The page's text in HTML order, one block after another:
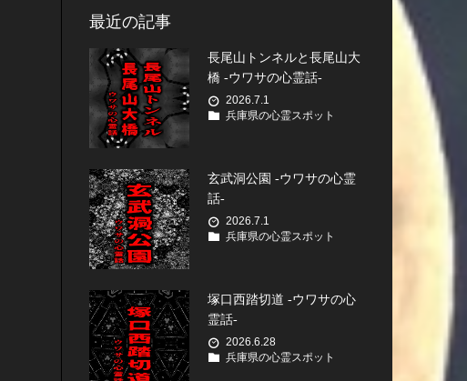
最近の記事
長尾山トンネルと長尾山大
橋 -ウワサの心霊話-
2026.7.1
兵庫県の心霊スポット
玄武洞公園 -ウワサの心霊
話-
2026.7.1
兵庫県の心霊スポット
塚口西踏切道 -ウワサの心
霊話-
2026.6.28
兵庫県の心霊スポット